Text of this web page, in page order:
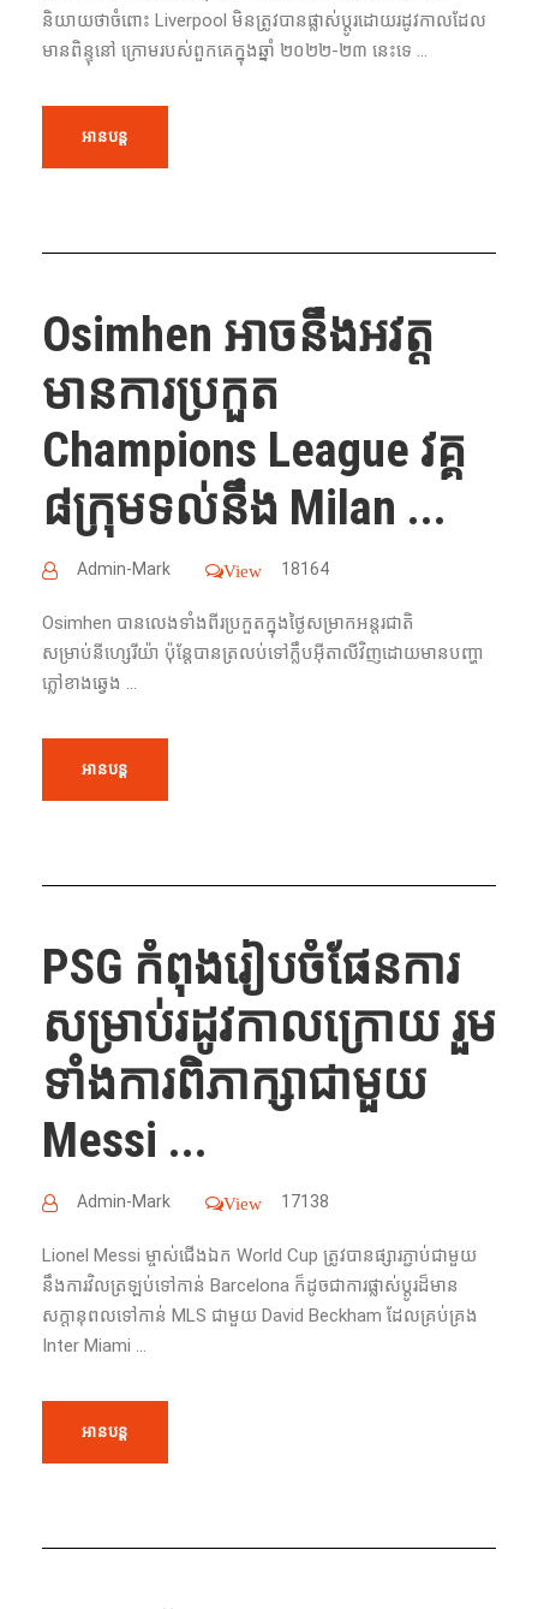
និយាយថាចំពោះ Liverpool មិនត្រូវបានផ្លាស់ប្តូរដោយរដូវកាលដែល
មានពិន្ទុនៅ ក្រោមរបស់ពួកគេក្នុងឆ្នាំ ២០២២-២៣ នេះទេ ...
អានបន្ត
Osimhen អាចនឹងអវត្ត
មានការប្រកួត
Champions League វគ្គ
៨ក្រុមទល់នឹង Milan ...
Admin-Mark View 18164
Osimhen បានលេងទាំងពីរប្រកួតក្នុងថ្ងៃសម្រាកអន្តរជាតិ
សម្រាប់នីហ្សេរីយ៉ា ប៉ុន្តែបានត្រលប់ទៅក្លឹបអ៊ីតាលីវិញដោយមានបញ្ហា
ភ្លៅខាងឆ្វេង ...
អានបន្ត
PSG កំពុងរៀបចំផែនការ
សម្រាប់រដូវកាលក្រោយ រួម
ទាំងការពិភាក្សាជាមួយ
Messi ...
Admin-Mark View 17138
Lionel Messi ម្ចាស់ជើងឯក World Cup ត្រូវបានផ្សារភ្ជាប់ជាមួយ
នឹងការវិលត្រឡប់ទៅកាន់ Barcelona ក៏ដូចជាការផ្លាស់ប្តូរដ៏មាន
សក្តានុពលទៅកាន់ MLS ជាមួយ David Beckham ដែលគ្រប់គ្រង
Inter Miami ...
អានបន្ត